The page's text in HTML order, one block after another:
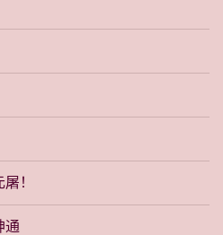
！
通